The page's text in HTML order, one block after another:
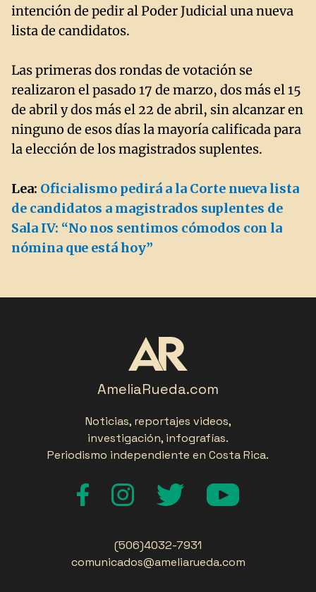
intención de pedir al Poder Judicial una nueva
lista de candidatos.
Las primeras dos rondas de votación se
realizaron el pasado 17 de marzo, dos más el 15
de abril y dos más el 22 de abril, sin alcanzar en
ninguno de esos días la mayoría calificada para
la elección de los magistrados suplentes.
Lea: Oficialismo pedirá a la Corte nueva lista
de candidatos a magistrados suplentes de
Sala IV: “No nos sentimos cómodos con la
nómina que está hoy”
AmeliaRueda.com
Noticias, reportajes videos,
investigación, infografías.
Periodismo independiente en Costa Rica.
(506)4032-7931
comunicados@ameliarueda.com